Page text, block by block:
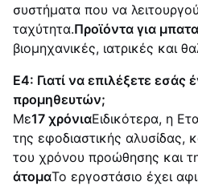
συστήματα που να
ταχύτητα.Προϊόντα για
βιομηχανικές, ιατρικές και
Ε4: Γιατί να επιλέξετε εσάς
προμηθευτών;
Με17 χρόνιαΕιδικότερα, η
της εφοδιαστικής αλυσίδας,
του χρόνου προώθησης και
άτομαΤο εργοστάσιο έχει